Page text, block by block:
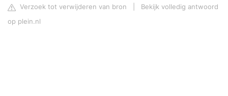
Verzoek tot verwijderen van bron
Bekijk volledig antwoord
op plein.nl